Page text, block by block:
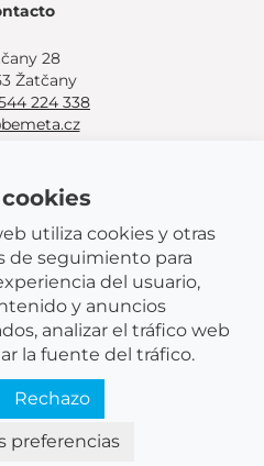
28
Žatčany
224 338
de usted
.
BEMETA
utiliza cookies y otras
de seguimiento para
del usuario,
y anuncios
analizar el tráfico web
la fuente del tráfico.
Rechazo
preferencias